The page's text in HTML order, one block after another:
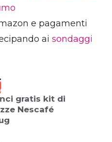
e pagamenti
ai sondaggi
gratis kit di
Nescafé